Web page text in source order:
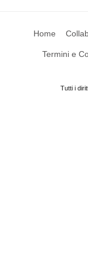
Home
Termini e
Tutti i